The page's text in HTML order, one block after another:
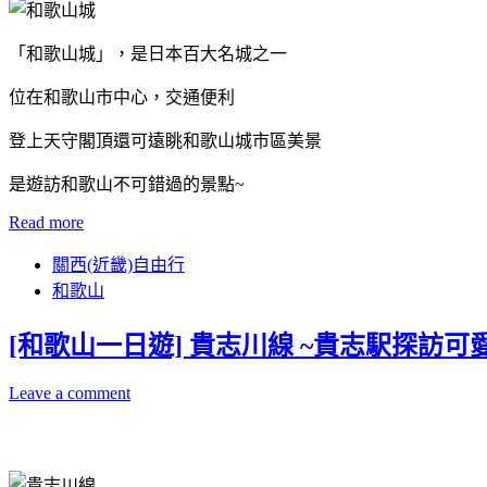
「和歌山城」，是日本百大名城之一
位在和歌山市中心，交通便利
登上天守閣頂還可遠眺和歌山城市區美景
是遊訪和歌山不可錯過的景點~
Read more
關西(近畿)自由行
和歌山
[和歌山一日遊] 貴志川線 ~貴志駅探訪可
Leave a comment